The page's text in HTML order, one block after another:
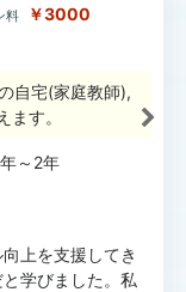
料 ￥3000
自宅(家庭教師),
ます。
～2年
上を支援してき
学びました。私